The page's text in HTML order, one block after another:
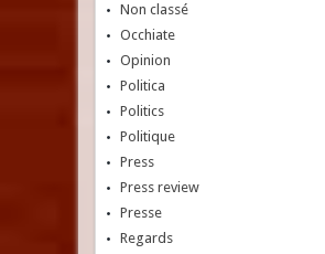
Non classé
Occhiate
Opinion
Politica
Politics
Politique
Press
Press review
Presse
Regards